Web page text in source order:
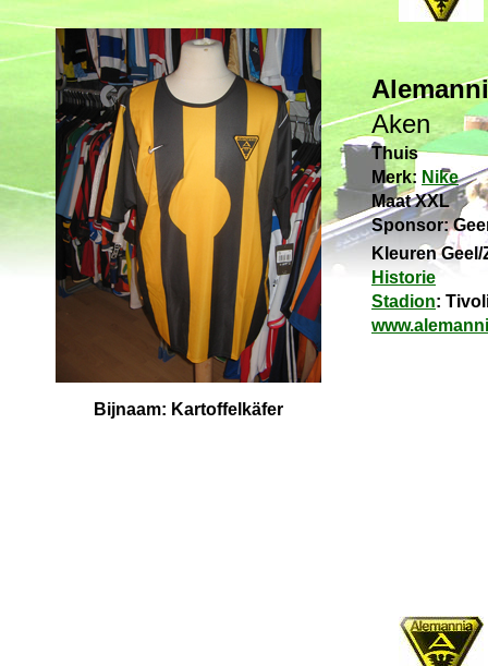
Aken
Thuis
Merk: Nike
Maat XXL
Sponsor:
Kleuren Geel/
Historie
Stadion:
Bijnaam: Kartoffelkäfer